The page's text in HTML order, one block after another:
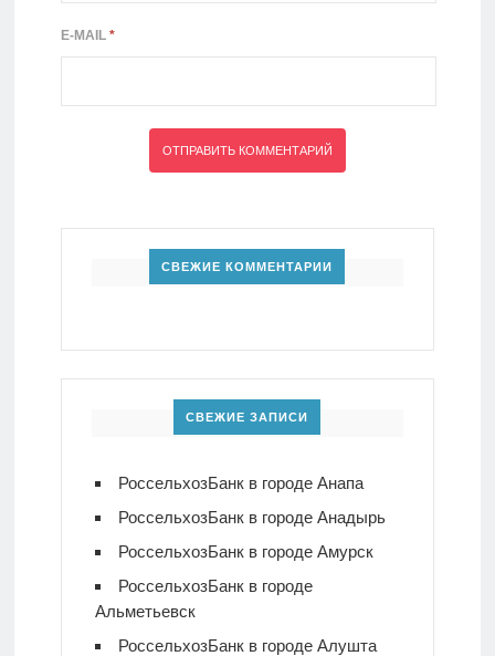
E-MAIL *
СВЕЖИЕ КОММЕНТАРИИ
СВЕЖИЕ ЗАПИСИ
РоссельхозБанк в городе Анапа
РоссельхозБанк в городе Анадырь
РоссельхозБанк в городе Амурск
РоссельхозБанк в городе
Альметьевск
РоссельхозБанк в городе Алушта